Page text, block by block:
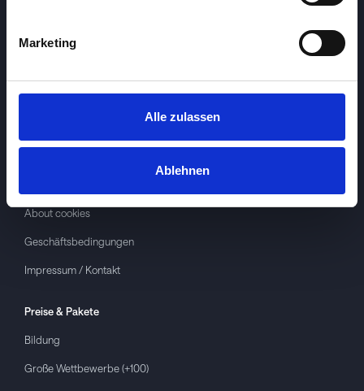
Marketing
Alle zulassen
Ablehnen
About cookies
Geschäftsbedingungen
Impressum / Kontakt
Preise & Pakete
Bildung
Große Wettbewerbe (+100)